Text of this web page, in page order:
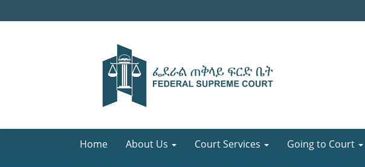
Home About Us Court Services Going to Court